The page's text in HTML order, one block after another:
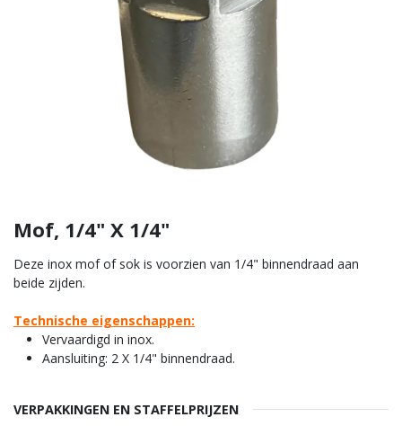
Mof, 1/4" X 1/4"
Deze inox mof of sok is voorzien van 1/4" binnendraad aan
beide zijden.
Technische eigenschappen:
Vervaardigd in inox.
Aansluiting: 2 X 1/4" binnendraad.
VERPAKKINGEN EN STAFFELPRIJZEN